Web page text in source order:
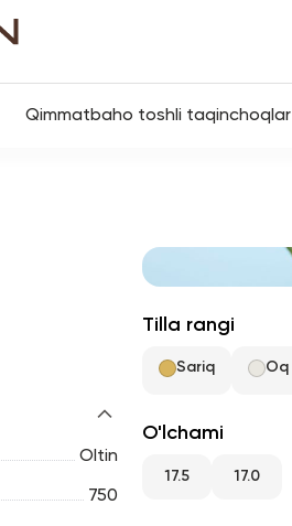
Qimmatbaho toshli taqinchoqlar
Oltin
750
Tilla rangi
Sariq Oq
O'lchami
17.5 17.0